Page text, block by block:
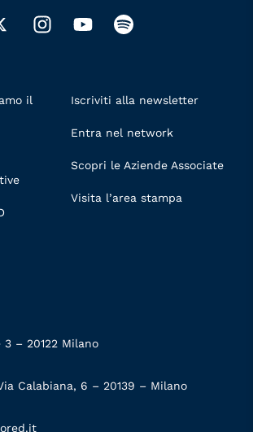
il
Iscriviti alla newsletter
Entra nel network
Scopri le Aziende Associate
Visita l’area stampa
– 20122 Milano
Calabiana, 6 – 20139 – Milano